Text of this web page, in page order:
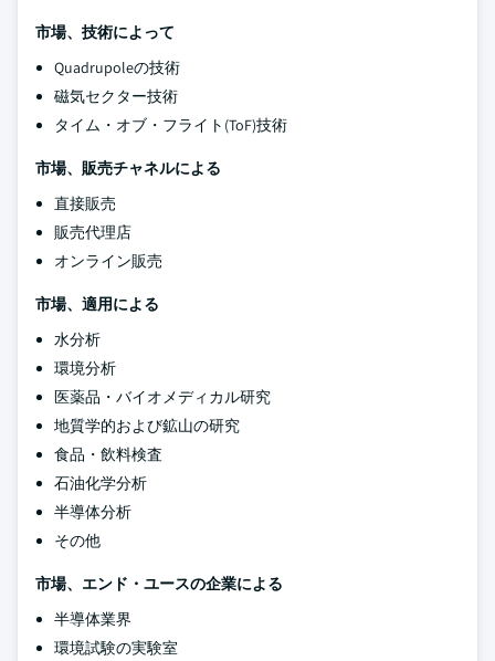
市場、技術によって
Quadrupoleの技術
磁気セクター技術
タイム・オブ・フライト(ToF)技術
市場、販売チャネルによる
直接販売
販売代理店
オンライン販売
市場、適用による
水分析
環境分析
医薬品・バイオメディカル研究
地質学的および鉱山の研究
食品・飲料検査
石油化学分析
半導体分析
その他
市場、エンド・ユースの企業による
半導体業界
環境試験の実験室